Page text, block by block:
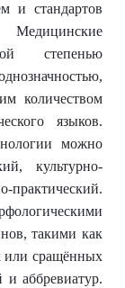
и стандартов
Медицинские
степенью
количеством
языков.
можно
культурно-
такими как
или сращённых
и аббревиатур.